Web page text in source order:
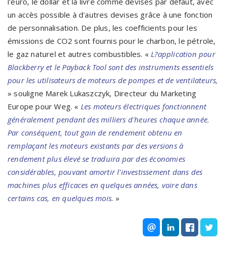
un accès possible à d'autres devises grâce à une fonction
de personnalisation. De plus, les coefficients pour les
émissions de CO2 sont fournis pour le charbon, le pétrole,
le gaz naturel et autres combustibles. « L?application pour
Blackberry et le Payback Tool sont des instruments essentiels
pour les utilisateurs de moteurs de pompes et de ventilateurs,
» souligne Marek Lukaszczyk, Directeur du Marketing
Europe pour Weg. « Les moteurs électriques fonctionnent
généralement pendant des milliers d'heures chaque année.
Par conséquent, tout gain de rendement obtenu en
remplaçant les moteurs existants par des versions à
rendement plus élevé se traduira par des économies
considérables, pouvant amortir l'investissement dans des
machines plus efficaces en quelques années, voire dans
certains cas, en quelques mois.»